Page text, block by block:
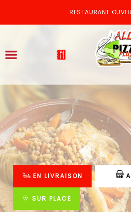
RESTAURANT
ACCUEIL
LA CARTE
VOTRE COMPTE
NOTRE RESTAURANT
VOS AVIS
EN LIVRAISON
SUR PLACE